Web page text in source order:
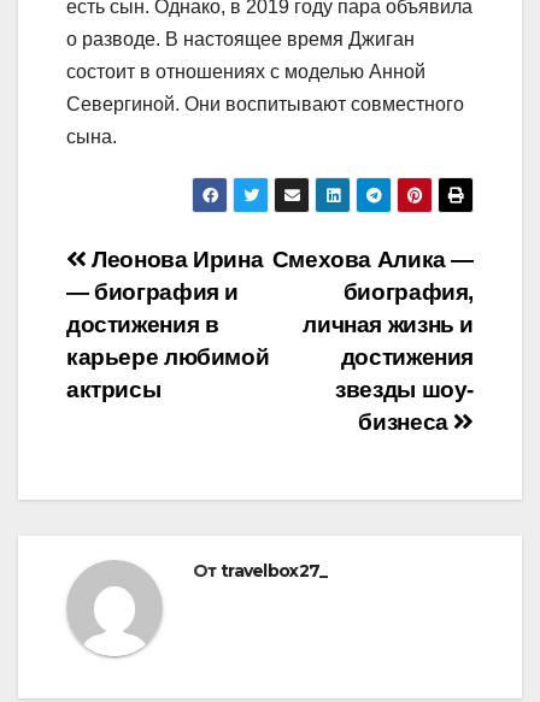
есть сын. Однако, в 2019 году пара объявила
о разводе. В настоящее время Джиган
состоит в отношениях с моделью Анной
Севергиной. Они воспитывают совместного
сына.
Навигация
по
записям
Смехова Алика —
биография,
личная жизнь и
достижения
звезды шоу-
бизнеса
Леонова Ирина
— биография и
достижения в
карьере любимой
актрисы
Отtravelbox27_